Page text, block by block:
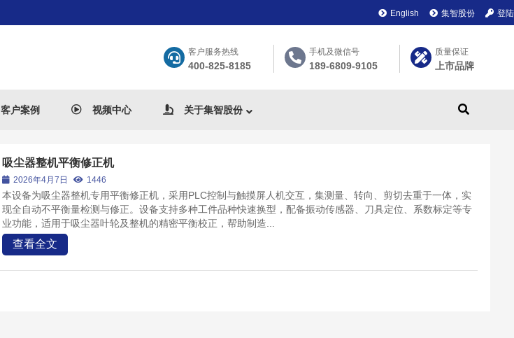
English 集智股份 登陆
客户服务热线
400-825-8185
手机及微信号
189-6809-9105
质量保证
上市品牌
客户案例 视频中心 关于集智股份
吸尘器整机平衡修正机
2026年4月7日 1446
本设备为吸尘器整机专用平衡修正机，采用PLC控制与触摸屏人机交互，集测量、转向、剪切去重于一体，实
现全自动不平衡量检测与修正。设备支持多种工件品种快速换型，配备振动传感器、刀具定位、系数标定等专
业功能，适用于吸尘器叶轮及整机的精密平衡校正，帮助制造...
查看全文